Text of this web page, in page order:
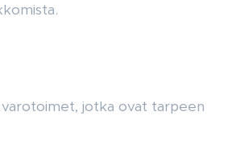
jotka ovat tarpeen